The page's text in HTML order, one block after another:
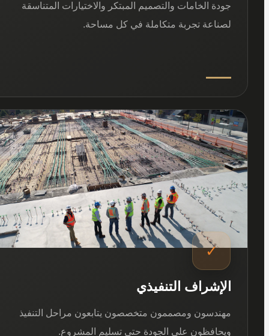
جودة الخامات والتصميم المبتكر والاختيارات المتناسقة
لصناعة تجربة متكاملة في كل مساحة.
03
✓
الإشراف التنفيذي
مهندسون ومصممون متخصصون يتابعون مراحل التنفيذ
ويحافظون على الجودة حتى تسليم المشروع.